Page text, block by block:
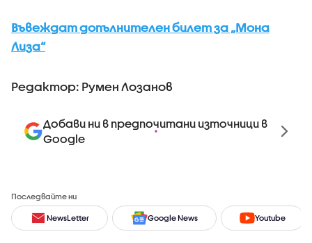
Въвеждат допълнителен билет за „Мона
Лиза“
Редактор: Румен Лозанов
Добави ни в предпочитани източници в
Google
Последвайте ни
NewsLetter Google News Youtube